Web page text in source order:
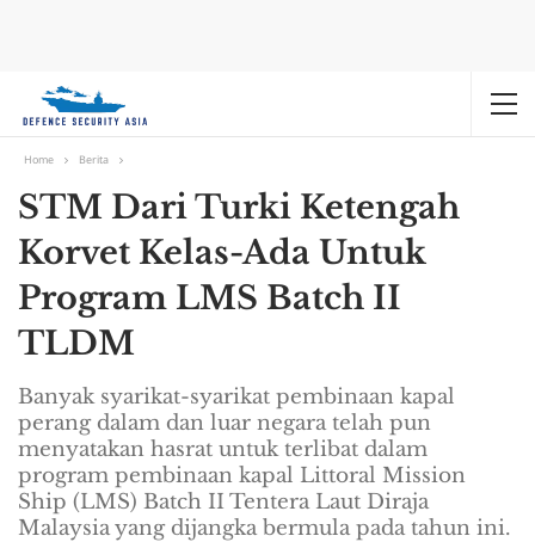
Home Berita
STM Dari Turki Ketengah
Korvet Kelas-Ada Untuk
Program LMS Batch II
TLDM
Banyak syarikat-syarikat pembinaan kapal
perang dalam dan luar negara telah pun
menyatakan hasrat untuk terlibat dalam
program pembinaan kapal Littoral Mission
Ship (LMS) Batch II Tentera Laut Diraja
Malaysia yang dijangka bermula pada tahun ini.